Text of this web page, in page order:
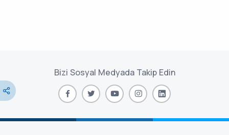
Bizi Sosyal Medyada Takip Edin